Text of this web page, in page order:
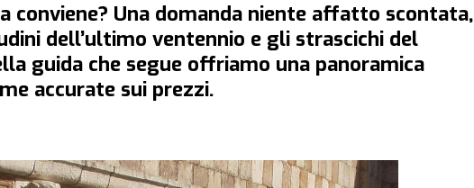
conviene? Una domanda niente affatto scontata,
dell’ultimo ventennio e gli strascichi del
guida che segue offriamo una panoramica
accurate sui prezzi.